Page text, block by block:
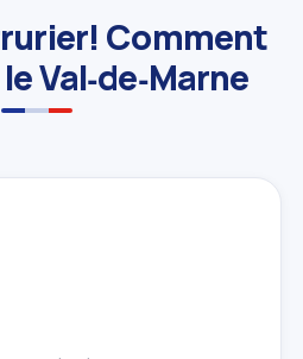
Comment
Val‑de‑Marne